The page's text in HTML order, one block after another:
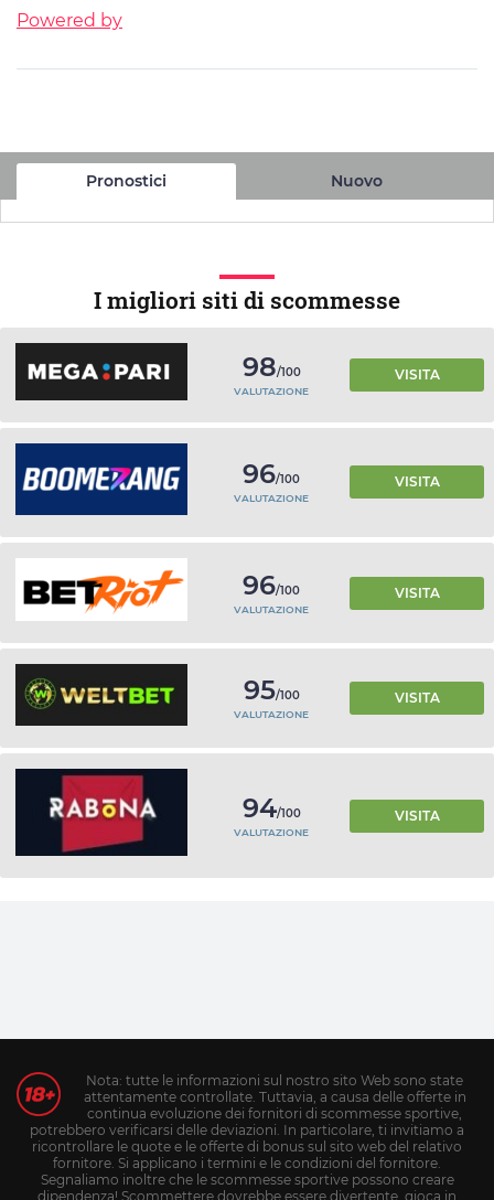
Powered by
Pronostici Nuovo
I migliori siti di scommesse
98/100
VALUTAZIONE
VISITA
96/100
VALUTAZIONE
VISITA
96/100
VALUTAZIONE
VISITA
95/100
VALUTAZIONE
VISITA
94/100
VALUTAZIONE
VISITA
Nota: tutte le informazioni sul nostro sito Web sono state
attentamente controllate. Tuttavia, a causa delle offerte in
continua evoluzione dei fornitori di scommesse sportive,
potrebbero verificarsi delle deviazioni. In particolare, ti invitiamo a
ricontrollare le quote e le offerte di bonus sul sito web del relativo
fornitore. Si applicano i termini e le condizioni del fornitore.
Segnaliamo inoltre che le scommesse sportive possono creare
dipendenza! Scommettere dovrebbe essere divertente, gioca in